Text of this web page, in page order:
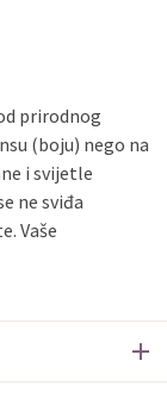
prirodnog
(boju) nego na
i svijetle
ne sviđa
Vaše